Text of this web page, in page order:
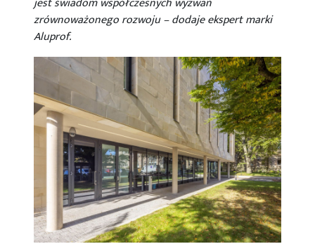
zrównoważonego rozwoju – dodaje ekspert marki
Aluprof.